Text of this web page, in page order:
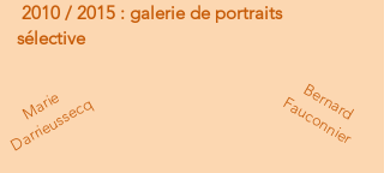
2010 / 2015 : galerie de portraits
sélective
M
ari
e
D
arri
e
u
s
s
e
c
q B
e
r
n
a
r
d
F
a
u
c
o
n
n
ie
r